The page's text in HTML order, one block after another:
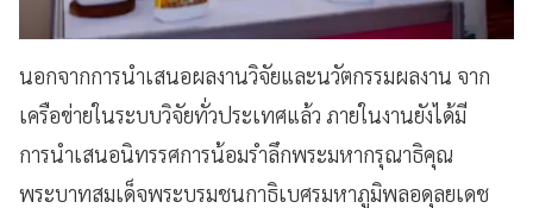
นอกจากการนำเสนอผลงานวิจัยและนวัตกรรมผลงาน จาก
เครือข่ายในระบบวิจัยทั่วประเทศแล้ว ภายในงานยังได้มี
การนำเสนอนิทรรศการน้อมรำลึกพระมหากรุณาธิคุณ
พระบาทสมเด็จพระบรมชนกาธิเบศรมหาภูมิพลอดุลยเดช